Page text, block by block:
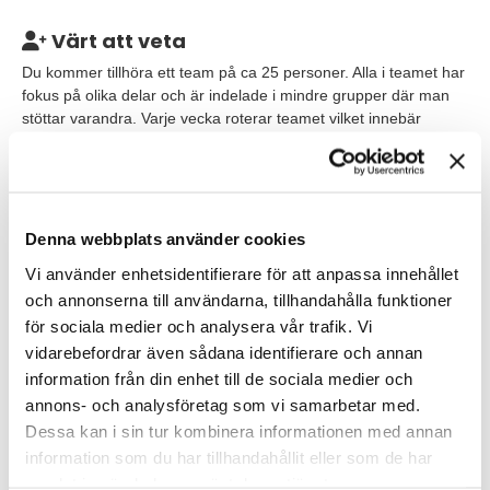
Denna webbplats använder cookies
Vi använder enhetsidentifierare för att anpassa innehållet
och annonserna till användarna, tillhandahålla funktioner
för sociala medier och analysera vår trafik. Vi
vidarebefordrar även sådana identifierare och annan
information från din enhet till de sociala medier och
annons- och analysföretag som vi samarbetar med.
Dessa kan i sin tur kombinera informationen med annan
information som du har tillhandahållit eller som de har
Värt att veta
Du kommer tillhöra ett team på ca 25 personer. Alla i teamet har
fokus på olika delar och är indelade i mindre grupper där man
stöttar varandra. Varje vecka roterar teamet vilket innebär
Tjänsten startar omgående och utgår från huvudkontoret i
Våra förväntningar
Som person söker vi dig med en relevant utbildning inom
ekonomi eller så har du en erfarenhet med dig där du har
administration. Du tycker om att lära dig nya system och har en
förståelse kring systemens betydelse samtidigt som du har en
stark kunskap inom Excel. Kundreskontra och